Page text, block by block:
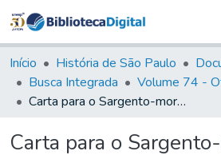
&
Coleções
Tudo na
Biblioteca
Início História de São Paulo
Busca Integrada
Carta para o Sargento-mor de Itu
Carta para o